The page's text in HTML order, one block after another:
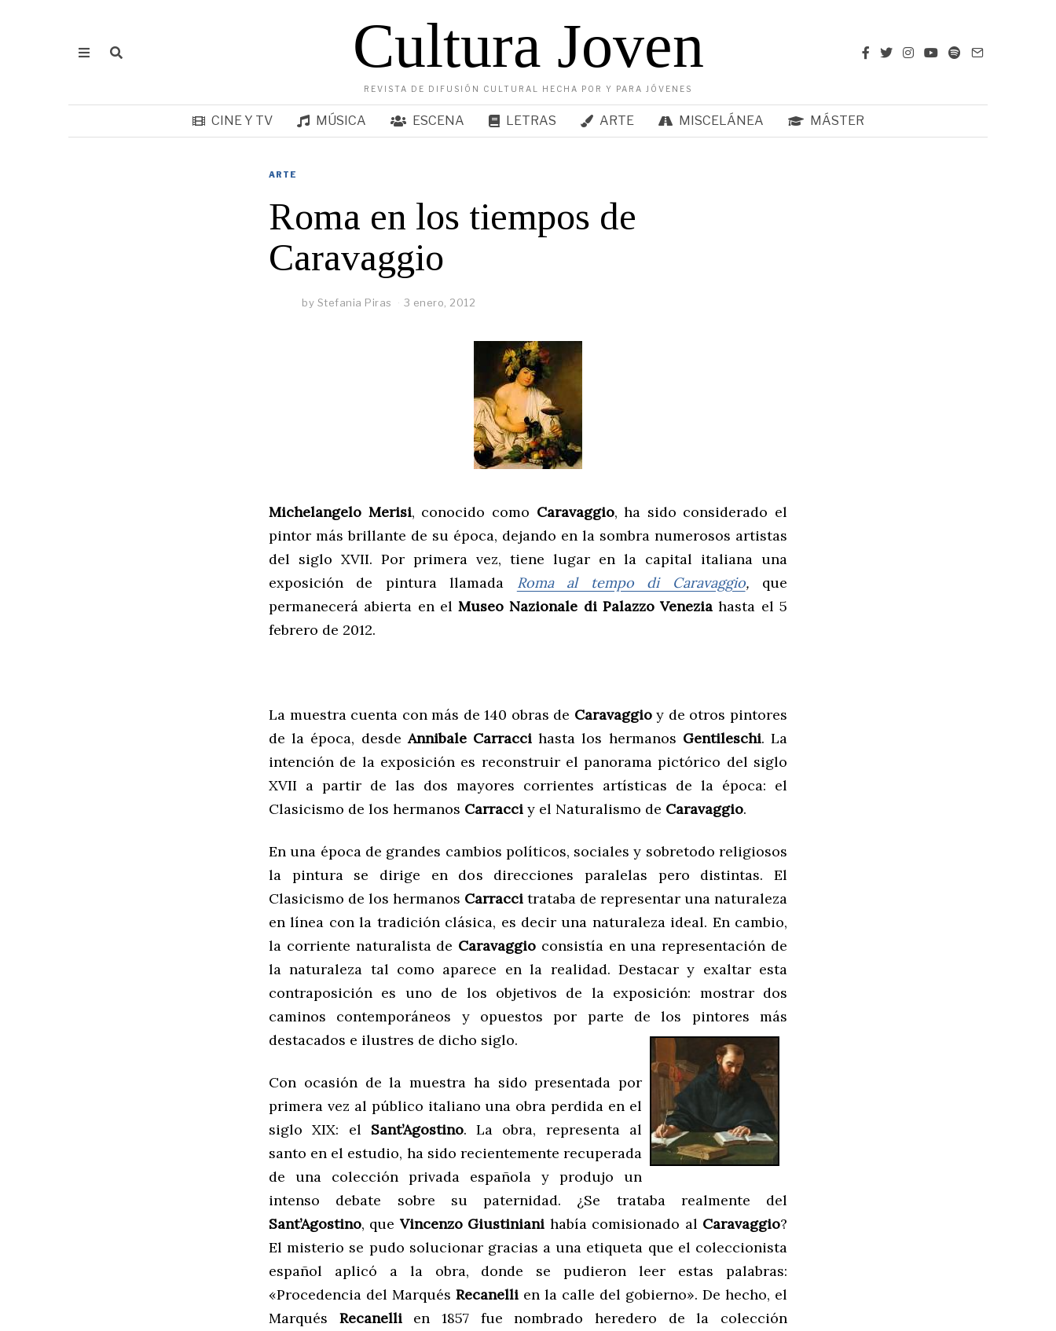
Cultura Joven
REVISTA DE DIFUSIÓN CULTURAL HECHA POR Y PARA JÓVENES
CINE Y TV MÚSICA ESCENA LETRAS ARTE MISCELÁNEA MÁSTER
ARTE
Roma en los tiempos de
Caravaggio
by Stefania Piras 3 enero, 2012
Michelangelo Merisi, conocido como Caravaggio, ha sido considerado el
pintor más brillante de su época, dejando en la sombra numerosos artistas
del siglo XVII. Por primera vez, tiene lugar en la capital italiana una
exposición de pintura llamada Roma al tempo di Caravaggio, que
permanecerá abierta en elMuseo Nazionale di Palazzo Venezia hasta el 5
febrero de 2012.
La muestra cuenta con más de 140 obras de Caravaggioy de otros pintores
de la época, desde Annibale Carracci hasta los hermanos Gentileschi. La
intención de la exposición es reconstruir el panorama pictórico del siglo
XVII a partir de las dos mayores corrientes artísticas de la época: el
Clasicismo de los hermanos Carracci y el Naturalismo de Caravaggio.
En una época de grandes cambios políticos, sociales y sobretodo religiosos
la pintura se dirige en dos direcciones paralelas pero distintas. El
Clasicismo de los hermanos Carracci trataba de representar una naturaleza
en línea con la tradición clásica, es decir una naturaleza ideal. En cambio,
la corriente naturalista de Caravaggio consistía en una representación de
la naturaleza tal como aparece en la realidad. Destacar y exaltar esta
contraposición es uno de los objetivos de la exposición: mostrar dos
caminos contemporáneos y opuestos por parte de los pintores más
destacados e ilustres de dicho siglo.
Con ocasión de la muestra ha sido presentada por
primera vez al público italiano una obra perdida en el
siglo XIX: el Sant’Agostino. La obra, representa al
santo en el estudio, ha sido recientemente recuperada
de una colección privada española y produjo un
intenso debate sobre su paternidad. ¿Se trataba realmente del
Sant’Agostino, que Vincenzo Giustiniani había comisionado al Caravaggio?
El misterio se pudo solucionar gracias a una etiqueta que el coleccionista
español aplicó a la obra, donde se pudieron leer estas palabras:
«Procedencia del Marqués Recanelli en la calle del gobierno». De hecho, el
Marqués Recanellien 1857 fue nombrado heredero de la colección